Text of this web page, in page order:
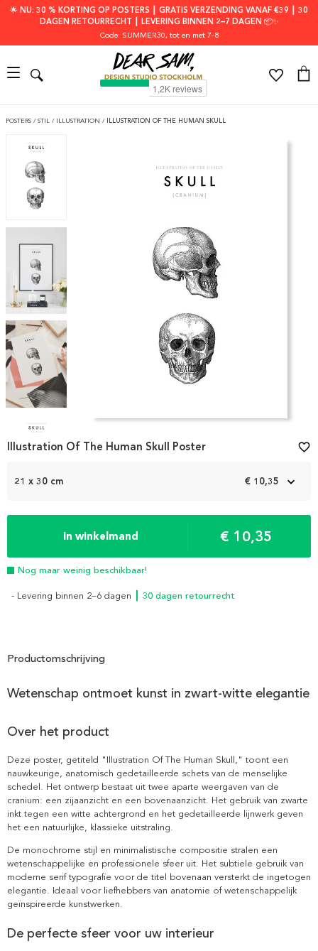
🌟 NU: 30 % KORTING OP POSTERS ┃ GRATIS VERZENDING VANAF €39 ┃ 30
DAGEN RETOURRECHT ┃ LEVERING BINNEN 2–7 DAGEN 📦✨
Code: SUMMER30, tot en met 7-8
POSTERS / STIL / ILLUSTRATION / ILLUSTRATION OF THE HUMAN SKULL
1
21 x 30 cm € 10,35
In winkelmand € 10,35
Nog maar weinig beschikbaar!
- Levering binnen 2–6 dagen ┃ 30 dagen retourrecht
Illustration Of The Human Skull Poster favorite_border
Productomschrijving
Wetenschap ontmoet kunst in zwart-witte elegantie
Over het product
Deze poster, getiteld "Illustration Of The Human Skull," toont een
nauwkeurige, anatomisch gedetailleerde schets van de menselijke
schedel. Het ontwerp bestaat uit twee aparte weergaven van de
cranium: een zijaanzicht en een bovenaanzicht. Het gebruik van zwarte
inkt tegen een witte achtergrond en het gedetailleerde lijnwerk geven
het een natuurlijke, klassieke uitstraling.
De monochrome stijl en minimalistische compositie stralen een
wetenschappelijke en professionele sfeer uit. Het subtiele gebruik van
moderne serif typografie voor de titel bovenaan versterkt de ingetogen
elegantie. Ideaal voor liefhebbers van anatomie of wetenschappelijk
geïnspireerde kunstwerken.
De perfecte sfeer voor uw interieur